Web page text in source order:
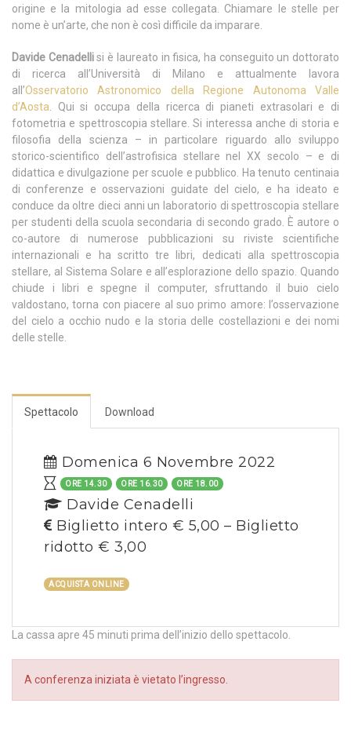
origine e la mitologia ad esse collegata. Chiamare le stelle per
nome è un’arte, che non è così difficile da imparare.
Davide Cenadellisi è laureato in fisica, ha conseguito un dottorato
di ricerca all’Università di Milano e attualmente lavora
all’Osservatorio Astronomico della Regione Autonoma Valle
d’Aosta. Qui si occupa della ricerca di pianeti extrasolari e di
fotometria e spettroscopia stellare. Si interessa anche di storia e
filosofia della scienza – in particolare riguardo allo sviluppo
storico-scientifico dell’astrofisica stellare nel XX secolo – e di
didattica e divulgazione per scuole e pubblico. Ha tenuto centinaia
di conferenze e osservazioni guidate del cielo, e ha ideato e
conduce da oltre dieci anni un laboratorio di spettroscopia stellare
per studenti della scuola secondaria di secondo grado. È autore o
co-autore di numerose pubblicazioni su riviste scientifiche
internazionali e ha scritto tre libri, dedicati alla spettroscopia
stellare, al Sistema Solare e all’esplorazione dello spazio. Quando
chiude i libri e spegne il computer, sfruttando il buio cielo
valdostano, torna con piacere al suo primo amore: l’osservazione
del cielo a occhio nudo e la storia delle costellazioni e dei nomi
delle stelle.
Spettacolo Download
Domenica 6 Novembre 2022
ORE 14.30 ORE 16.30 ORE 18.00
Davide Cenadelli
Biglietto intero € 5,00 – Biglietto
ridotto € 3,00
ACQUISTA ONLINE
La cassa apre 45 minuti prima dell’inizio dello spettacolo.
A conferenza iniziata è vietato l’ingresso.